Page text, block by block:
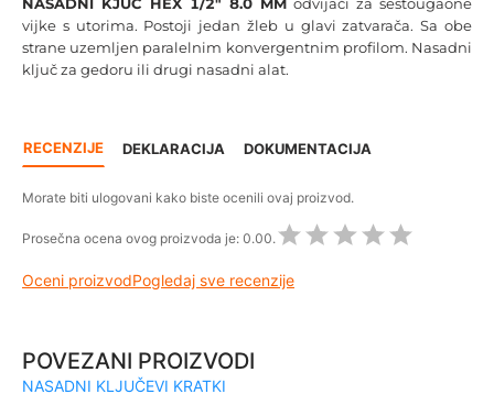
vijke s utorima. Postoji jedan žleb u glavi zatvarača. Sa obe
strane uzemljen paralelnim konvergentnim profilom. Nasadni
ključ za gedoru ili drugi nasadni alat.
RECENZIJE DEKLARACIJA DOKUMENTACIJA
Morate biti ulogovani kako biste ocenili ovaj proizvod.
Prosečna ocena ovog proizvoda je: 0.00.
Oceni proizvodPogledaj sve recenzije
POVEZANI PROIZVODI
NASADNI KLJUČEVI KRATKI